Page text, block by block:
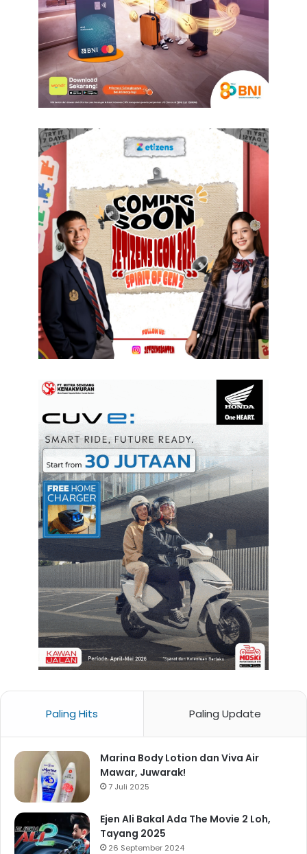
Paling Hits Paling Update
Marina Body Lotion dan Viva Air
Mawar, Juwarak!
7 Juli 2025
Ejen Ali Bakal Ada The Movie 2 Loh,
Tayang 2025
26 September 2024